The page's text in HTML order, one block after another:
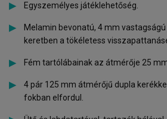
Egyszemélyes játéklehetőség.
Melamin bevonatú, 4 mm
keretben a tökéletess
Fém tartólábainak az átmérője 25
4 pár 125 mm átmérőjű dupla
fokban elfordul.